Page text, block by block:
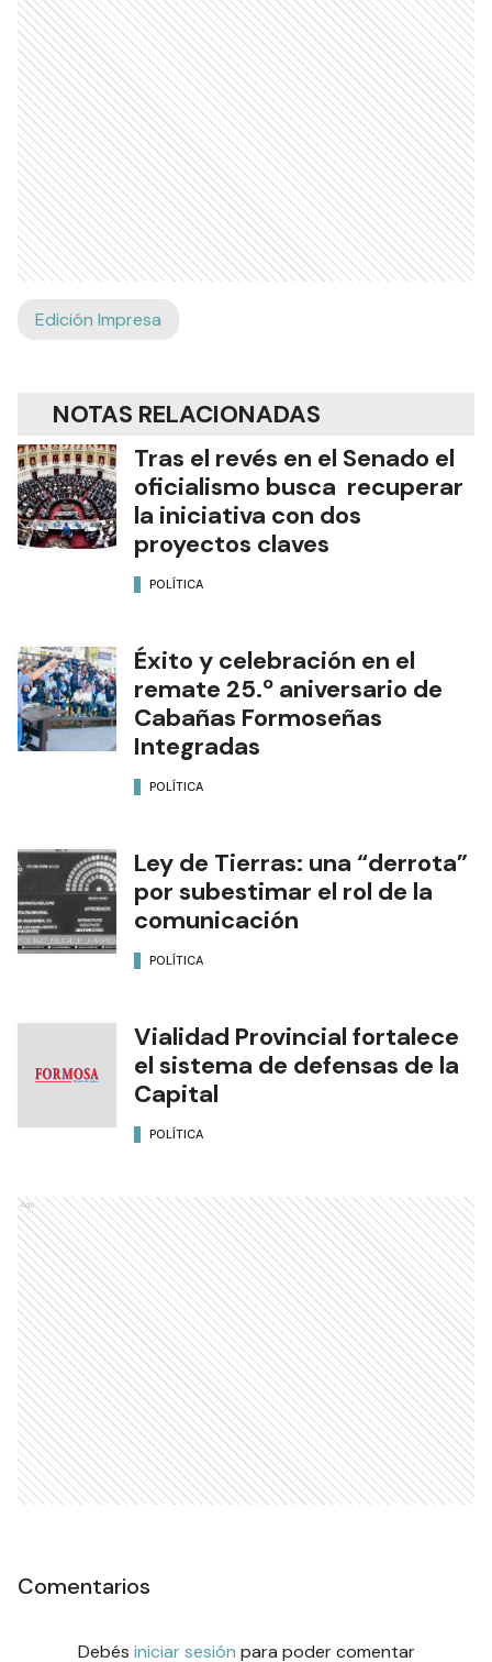
Edición Impresa
NOTAS RELACIONADAS
Tras el revés en el Senado el
oficialismo busca recuperar
la iniciativa con dos
proyectos claves
POLÍTICA
Éxito y celebración en el
remate 25.º aniversario de
Cabañas Formoseñas
Integradas
POLÍTICA
Ley de Tierras: una “derrota”
por subestimar el rol de la
comunicación
POLÍTICA
Vialidad Provincial fortalece
el sistema de defensas de la
Capital
POLÍTICA
Ads
Comentarios
Debés iniciar sesión para poder comentar